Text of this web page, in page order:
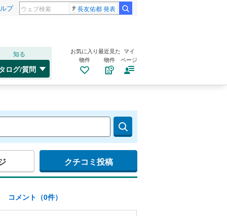
プ 長友佑都 発表
知る
ログ/質問
お気に入り
物件
最近見た
物件
マイ
ページ
クチコミ投稿
コメント（0件）